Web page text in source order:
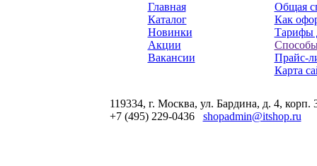
Главная
Каталог
Новинки
Акции
Вакансии
Общая
Как
Тарифы
Прайс-
Карта
119334, г. Москва, ул. Бардина, д. 4, корп.
+7 (495) 229-0436 shopadmin@itshop.ru